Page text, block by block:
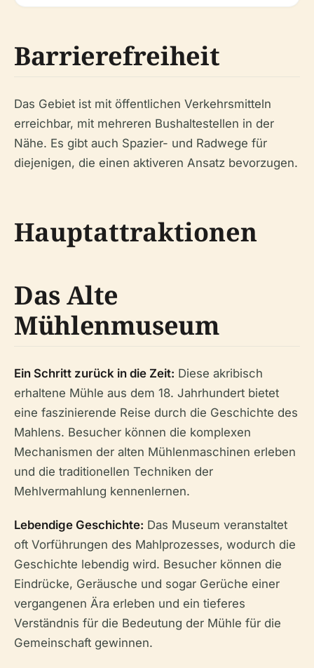
Barrierefreiheit
Das Gebiet ist mit öffentlichen Verkehrsmitteln
erreichbar, mit mehreren Bushaltestellen in der
Nähe. Es gibt auch Spazier- und Radwege für
diejenigen, die einen aktiveren Ansatz bevorzugen.
Hauptattraktionen
Das Alte
Mühlenmuseum
Ein Schritt zurück in die Zeit: Diese akribisch
erhaltene Mühle aus dem 18. Jahrhundert bietet
eine faszinierende Reise durch die Geschichte des
Mahlens. Besucher können die komplexen
Mechanismen der alten Mühlenmaschinen erleben
und die traditionellen Techniken der
Mehlvermahlung kennenlernen.
Lebendige Geschichte: Das Museum veranstaltet
oft Vorführungen des Mahlprozesses, wodurch die
Geschichte lebendig wird. Besucher können die
Eindrücke, Geräusche und sogar Gerüche einer
vergangenen Ära erleben und ein tieferes
Verständnis für die Bedeutung der Mühle für die
Gemeinschaft gewinnen.